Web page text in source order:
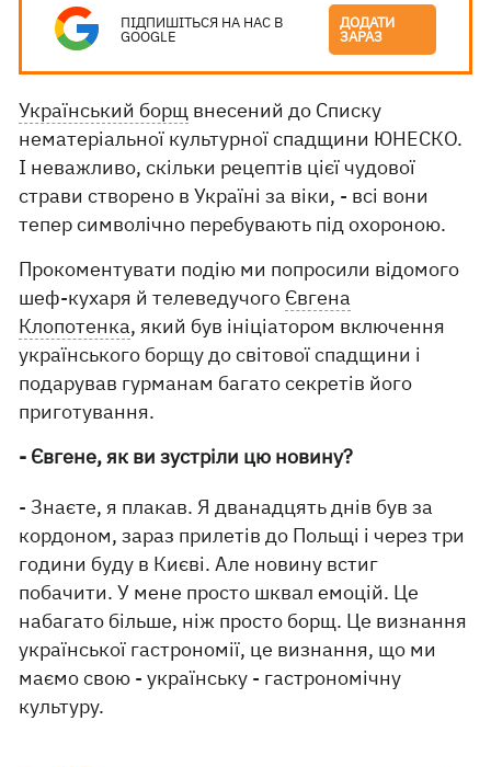
ПІДПИШІТЬСЯ НА НАС В
GOOGLE
ДОДАТИ
ЗАРАЗ
Український борщ внесений до Списку
нематеріальної культурної спадщини ЮНЕСКО.
І неважливо, скільки рецептів цієї чудової
страви створено в Україні за віки, - всі вони
тепер символічно перебувають під охороною.
Прокоментувати подію ми попросили відомого
шеф-кухаря й телеведучого Євгена
Клопотенка, який був ініціатором включення
українського борщу до світової спадщини і
подарував гурманам багато секретів його
приготування.
- Євгене, як ви зустріли цю новину?
- Знаєте, я плакав. Я дванадцять днів був за
кордоном, зараз прилетів до Польщі і через три
години буду в Києві. Але новину встиг
побачити. У мене просто шквал емоцій. Це
набагато більше, ніж просто борщ. Це визнання
української гастрономії, це визнання, що ми
маємо свою - українську - гастрономічну
культуру.